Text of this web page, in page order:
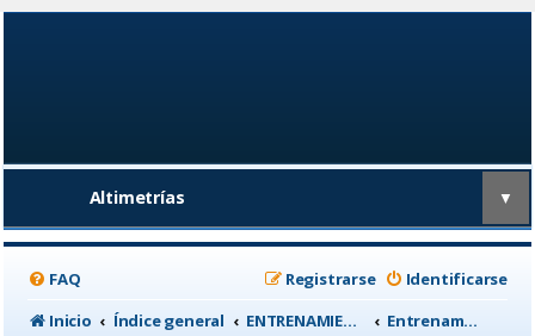
Altimetrías ▼
FAQ Identificarse
Registrarse
Inicio
Índice general ENTRENAMIENTO, medicina deportiva y nutrición Entrenamiento basado en Potencia